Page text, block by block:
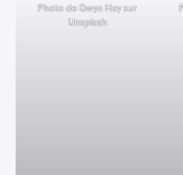
Photo de Gwyn Hay sur
Unsplash